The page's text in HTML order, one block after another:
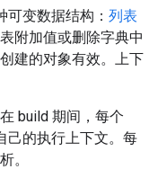
变数据结构： 列表
附加值或删除字典中
建的对象有效。上下
build 期间，每个
己的执行上下文。每
。